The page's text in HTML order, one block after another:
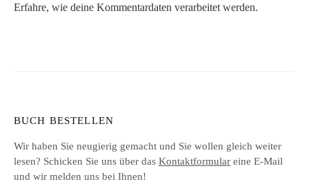
Erfahre, wie deine Kommentardaten verarbeitet werden.
BUCH BESTELLEN
Wir haben Sie neugierig gemacht und Sie wollen gleich weiter
lesen? Schicken Sie uns über das Kontaktformular eine E-Mail
und wir melden uns bei Ihnen!